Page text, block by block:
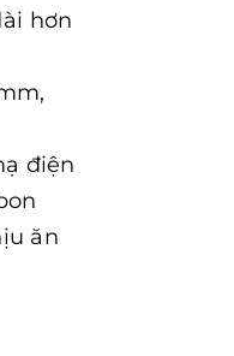
hơn
điện
ăn